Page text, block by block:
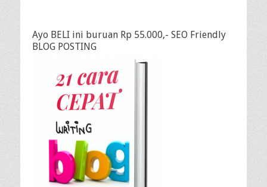
Ayo BELI ini buruan Rp 55.000,- SEO Friendly
BLOG POSTING